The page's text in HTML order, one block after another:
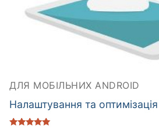
ДЛЯ МОБІЛЬНИХ ANDROID
Налаштування та